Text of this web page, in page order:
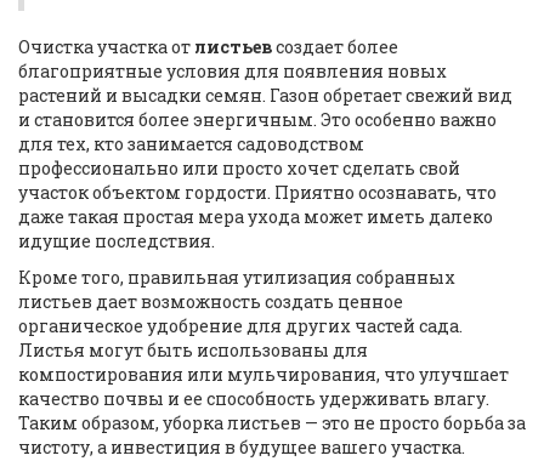
Очистка участка от листьевсоздает более
благоприятные условия для появления новых
растений и высадки семян. Газон обретает свежий вид
и становится более энергичным. Это особенно важно
для тех, кто занимается садоводством
профессионально или просто хочет сделать свой
участок объектом гордости. Приятно осознавать, что
даже такая простая мера ухода может иметь далеко
идущие последствия.
Кроме того, правильная утилизация собранных
листьев дает возможность создать ценное
органическое удобрение для других частей сада.
Листья могут быть использованы для
компостирования или мульчирования, что улучшает
качество почвы и ее способность удерживать влагу.
Таким образом, уборка листьев — это не просто борьба за
чистоту, а инвестиция в будущее вашего участка.